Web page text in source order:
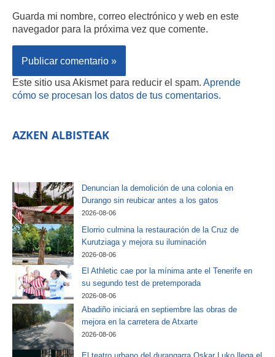
Guarda mi nombre, correo electrónico y web en este
navegador para la próxima vez que comente.
Este sitio usa Akismet para reducir el spam. Aprende
cómo se procesan los datos de tus comentarios.
AZKEN ALBISTEAK
Denuncian la demolición de una colonia en
Durango sin reubicar antes a los gatos
2026-08-06
Elorrio culmina la restauración de la Cruz de
Kurutziaga y mejora su iluminación
2026-08-06
El Athletic cae por la mínima ante el Tenerife en
su segundo test de pretemporada
2026-08-06
Abadiño iniciará en septiembre las obras de
mejora en la carretera de Atxarte
2026-08-06